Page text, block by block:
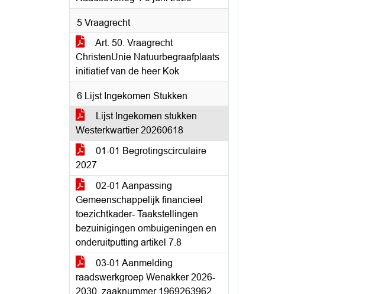
5 Vraagrecht
Art. 50. Vraagrecht
ChristenUnie Natuurbegraafplaats
initiatief van de heer Kok
6 Lijst Ingekomen Stukken
Lijst Ingekomen stukken
Westerkwartier 20260618
01-01 Begrotingscirculaire
2027
02-01 Aanpassing
Gemeenschappelijk financieel
toezichtkader- Taakstellingen
bezuinigingen ombuigeningen en
onderuitputting artikel 7.8
03-01 Aanmelding
raadswerkgroep Wenakker 2026-
2030, zaaknummer 1969263962